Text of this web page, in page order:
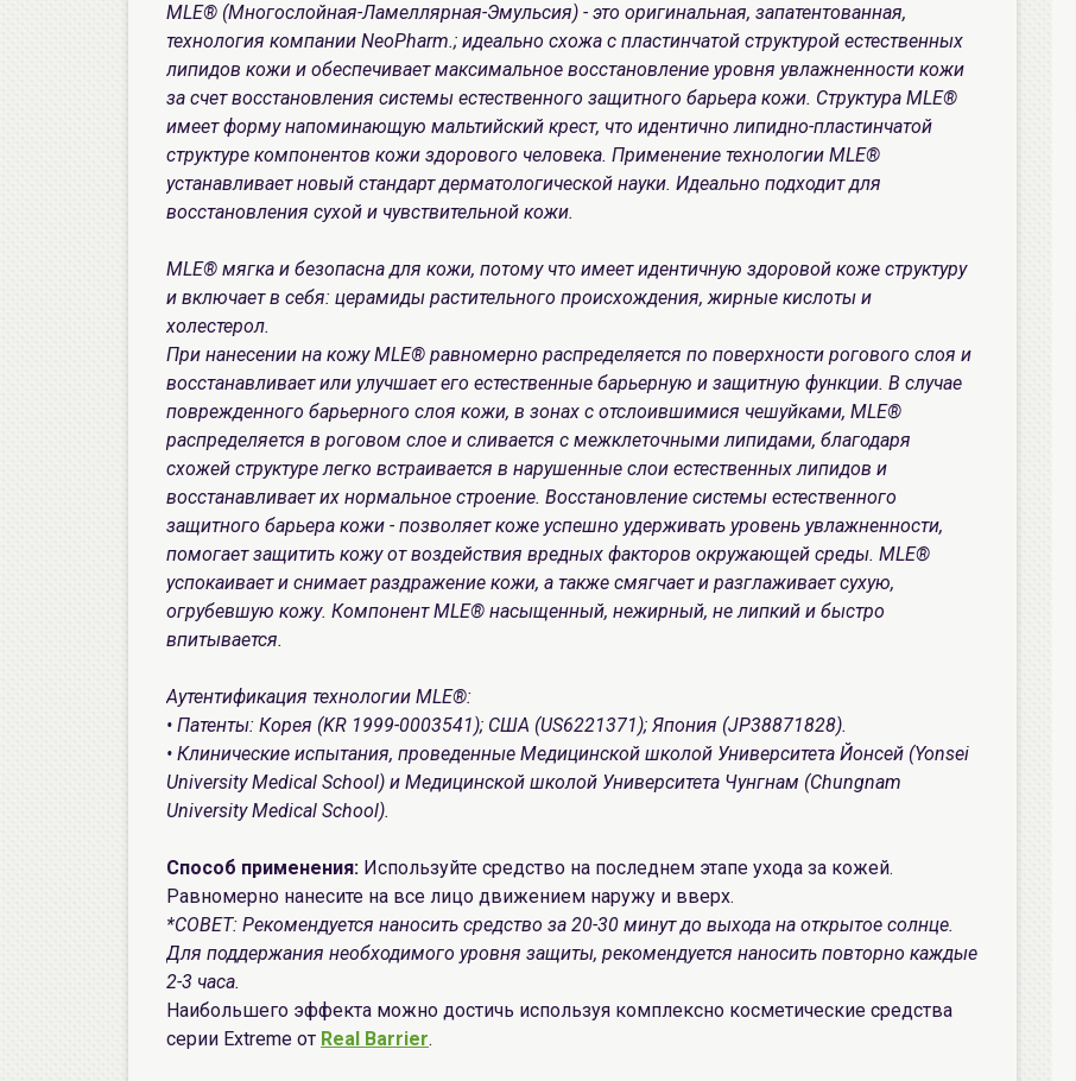
MLE® (Многослойная-Ламеллярная-Эмульсия) - это оригинальная, запатентованная,
технология компании NeoPharm.; идеально схожа с пластинчатой структурой естественных
липидов кожи и обеспечивает максимальное восстановление уровня увлажненности кожи
за счет восстановления системы естественного защитного барьера кожи. Структура MLE®
имеет форму напоминающую мальтийский крест, что идентично липидно-пластинчатой
структуре компонентов кожи здорового человека. Применение технологии MLE®
устанавливает новый стандарт дерматологической науки. Идеально подходит для
восстановления сухой и чувствительной кожи.
MLE® мягка и безопасна для кожи, потому что имеет идентичную здоровой коже структуру
и включает в себя: церамиды растительного происхождения, жирные кислоты и
холестерол.
При нанесении на кожу MLE® равномерно распределяется по поверхности рогового слоя и
восстанавливает или улучшает его естественные барьерную и защитную функции. В случае
поврежденного барьерного слоя кожи, в зонах с отслоившимися чешуйками, MLE®
распределяется в роговом слое и сливается с межклеточными липидами, благодаря
схожей структуре легко встраивается в нарушенные слои естественных липидов и
восстанавливает их нормальное строение. Восстановление системы естественного
защитного барьера кожи - позволяет коже успешно удерживать уровень увлажненности,
помогает защитить кожу от воздействия вредных факторов окружающей среды. MLE®
успокаивает и снимает раздражение кожи, а также смягчает и разглаживает сухую,
огрубевшую кожу. Компонент MLE® насыщенный, нежирный, не липкий и быстро
впитывается.
Аутентификация технологии MLE®:
• Патенты: Корея (KR 1999-0003541); США (US6221371); Япония (JP38871828).
• Клинические испытания, проведенные Медицинской школой Университета Йонсей (Yonsei
University Medical School) и Медицинской школой Университета Чунгнам (Chungnam
University Medical School).
Способ применения: Используйте средство на последнем этапе ухода за кожей.
Равномерно нанесите на все лицо движением наружу и вверх.
*СОВЕТ: Рекомендуется наносить средство за 20-30 минут до выхода на открытое солнце.
Для поддержания необходимого уровня защиты, рекомендуется наносить повторно каждые
2-3 часа.
Наибольшего эффекта можно достичь используя комплексно косметические средства
серии Extreme от Real Barrier.